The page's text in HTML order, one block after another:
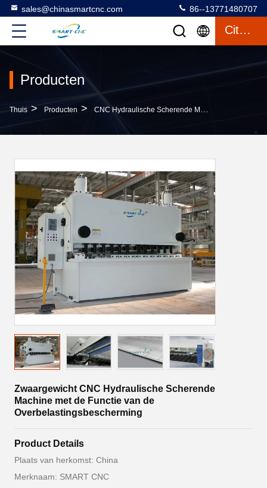
sales@chinasmartcnc.com 86--13771480707
Citaat
Producten
Thuis > Producten > CNC Hydraulische Scherende Machine
Zwaargewicht CNC Hydraulische Scherende
Machine met de Functie van de
Overbelastingsbescherming
Product Details
Plaats van herkomst: China
Merknaam: SMART CNC